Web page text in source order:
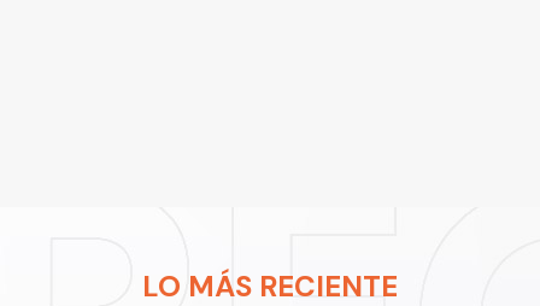
LO MÁS RECIENTE